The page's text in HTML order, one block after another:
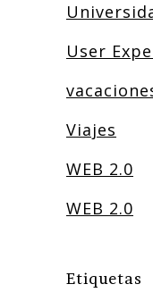
User
Viajes
WEB 2.0
WEB 2.0
Etiquetas